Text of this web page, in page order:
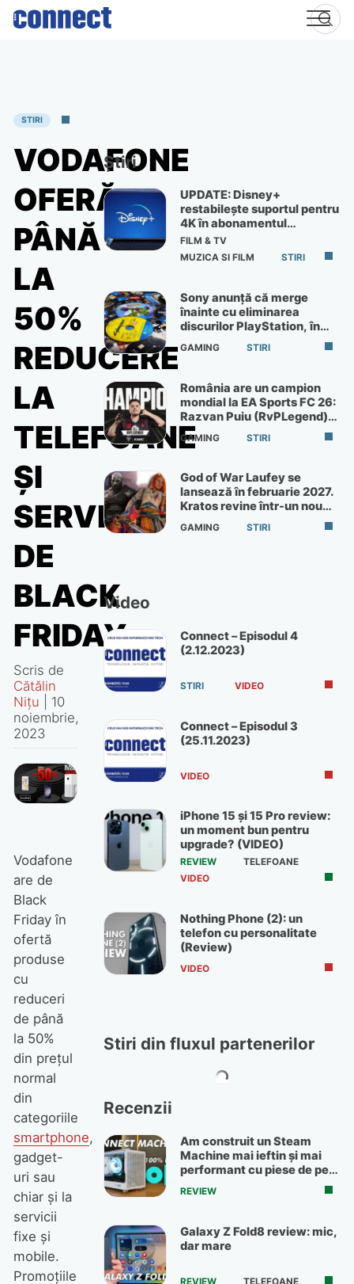
Skip
STIRI
VODAFONE
OFERĂ
PÂNĂ
LA
50%
REDUCERE
LA
TELEFOANE
ȘI
SERVICII
DE
BLACK
FRIDAY
Scris de
Cătălin
Nițu
10
noiembrie,
2023
Vodafone
are de
Black
Friday în
ofertă
produse
cu
reduceri
de până
la 50%
din prețul
normal
din
categoriile
smartphone,
gadget-
uri sau
chiar și la
servicii
fixe și
mobile.
Promoțiile
Știri
UPDATE: Disney+
restabilește suportul pentru
4K în abonamentul
Premium
FILM & TV
MUZICA SI FILM
STIRI
Sony anunță că merge
înainte cu eliminarea
discurilor PlayStation, în
ciuda protestelor
GAMING STIRI
România are un campion
mondial la EA Sports FC 26:
Razvan Puiu (RvPLegend)
câștigă turneul de la Paris
GAMING STIRI
God of War Laufey se
lansează în februarie 2027.
Kratos revine într-un nou
God of War
GAMING STIRI
Video
Connect – Episodul 4
(2.12.2023)
STIRI VIDEO
Connect – Episodul 3
(25.11.2023)
VIDEO
iPhone 15 și 15 Pro review:
un moment bun pentru
upgrade? (VIDEO)
REVIEW
TELEFOANE
VIDEO
Nothing Phone (2): un
telefon cu personalitate
(Review)
VIDEO
Stiri din fluxul partenerilor
Recenzii
Am construit un Steam
Machine mai ieftin și mai
performant cu piese de pe
OLX
REVIEW
Galaxy Z Fold8 review: mic,
dar mare
REVIEW TELEFOANE